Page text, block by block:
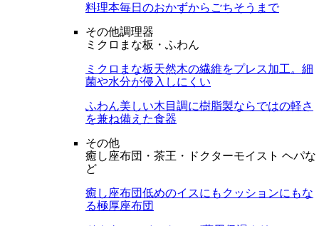
料理本毎日のおかずからごちそうまで
その他調理器
ミクロまな板・ふわん
ミクロまな板天然木の繊維をプレス加工。細
菌や水分が侵入しにくい
ふわん美しい木目調に樹脂製ならではの軽さ
を兼ね備えた食器
その他
癒し座布団・茶王・ドクターモイスト ヘパな
ど
癒し座布団低めのイスにもクッションにもな
る極厚座布団